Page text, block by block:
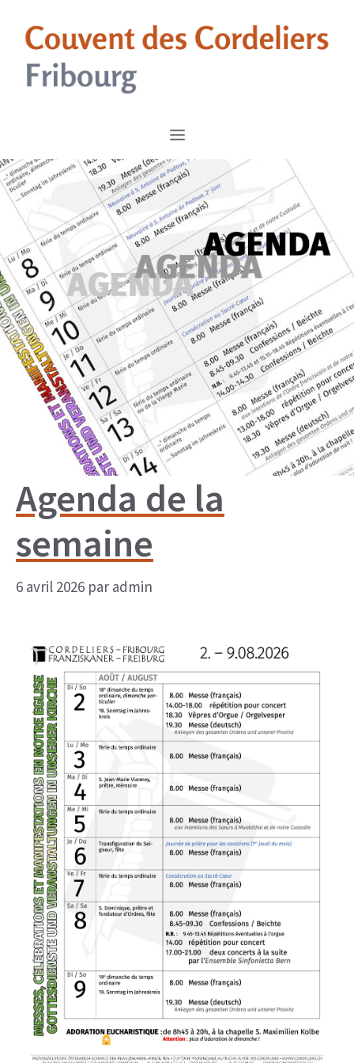
Agenda de la
semaine
6 avril 2026 par admin